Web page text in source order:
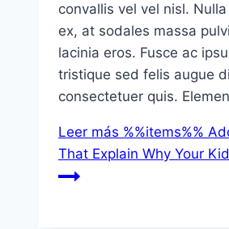
convallis vel vel nisl.
ex, at sodales massa
lacinia eros. Fusce ac
tristique sed felis augue
consectetuer quis.
Leer más %%items%%
That Explain Why Your